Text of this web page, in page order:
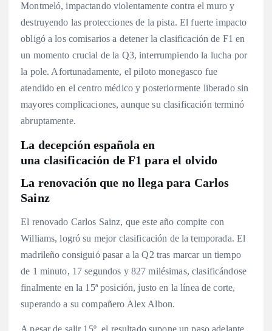
Montmeló, impactando violentamente contra el muro y
destruyendo las protecciones de la pista. El fuerte impacto
obligó a los comisarios a detener la clasificación de F1 en
un momento crucial de la Q3, interrumpiendo la lucha por
la pole. Afortunadamente, el piloto monegasco fue
atendido en el centro médico y posteriormente liberado sin
mayores complicaciones, aunque su clasificación terminó
abruptamente.
La decepción española en
una clasificación de F1 para el olvido
La renovación que no llega para Carlos
Sainz
El renovado Carlos Sainz, que este año compite con
Williams, logró su mejor clasificación de la temporada. El
madrileño consiguió pasar a la Q2 tras marcar un tiempo
de 1 minuto, 17 segundos y 827 milésimas, clasificándose
finalmente en la 15ª posición, justo en la línea de corte,
superando a su compañero Alex Albon.
A pesar de salir 15º, el resultado supone un paso adelante